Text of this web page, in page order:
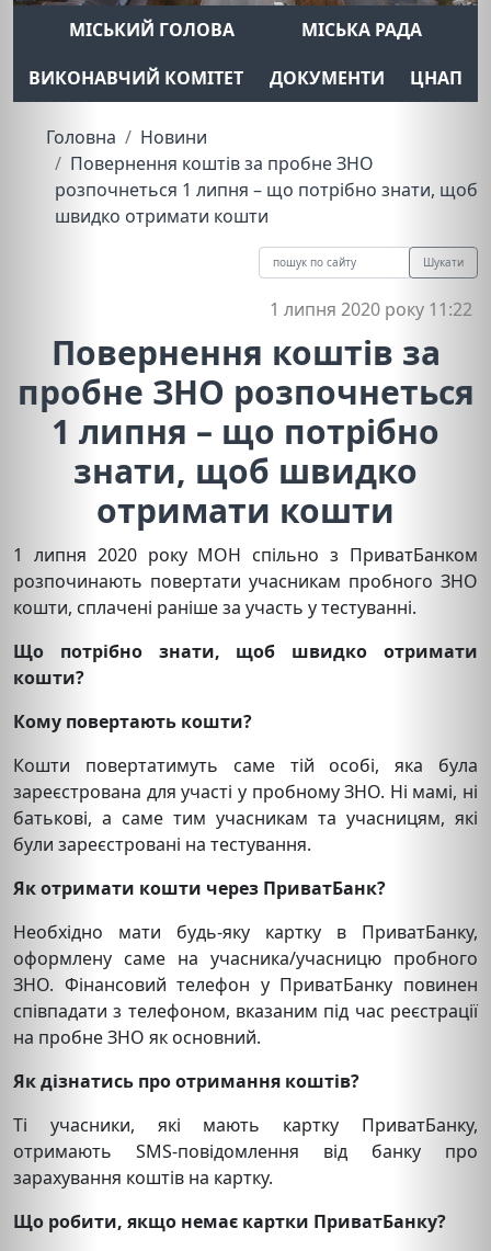
МІСЬКИЙ ГОЛОВА
МІСЬКА РАДА
ВИКОНАВЧИЙ КОМІТЕТ
ДОКУМЕНТИ ЦНАП
Головна
Новини
Повернення коштів за пробне ЗНО
розпочнеться 1 липня – що потрібно знати, щоб
швидко отримати кошти
Шукати
1 липня 2020 року 11:22
Повернення коштів за
пробне ЗНО розпочнеться
1 липня – що потрібно
знати, щоб швидко
отримати кошти
1 липня 2020 року МОН спільно з ПриватБанком
розпочинають повертати учасникам пробного ЗНО
кошти, сплачені раніше за участь у тестуванні.
Що потрібно знати, щоб швидко отримати
кошти?
Кому повертають кошти?
Кошти повертатимуть саме тій особі, яка була
зареєстрована для участі у пробному ЗНО. Ні мамі, ні
батькові, а саме тим учасникам та учасницям, які
були зареєстровані на тестування.
Як отримати кошти через ПриватБанк?
Необхідно мати будь-яку картку в ПриватБанку,
оформлену саме на учасника/учасницю пробного
ЗНО. Фінансовий телефон у ПриватБанку повинен
співпадати з телефоном, вказаним під час реєстрації
на пробне ЗНО як основний.
Як дізнатись про отримання коштів?
Ті учасники, які мають картку ПриватБанку,
отримають SMS-повідомлення від банку про
зарахування коштів на картку.
Що робити, якщо немає картки ПриватБанку?